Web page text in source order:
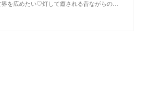
を広めたい♡灯して癒される昔ながらの…